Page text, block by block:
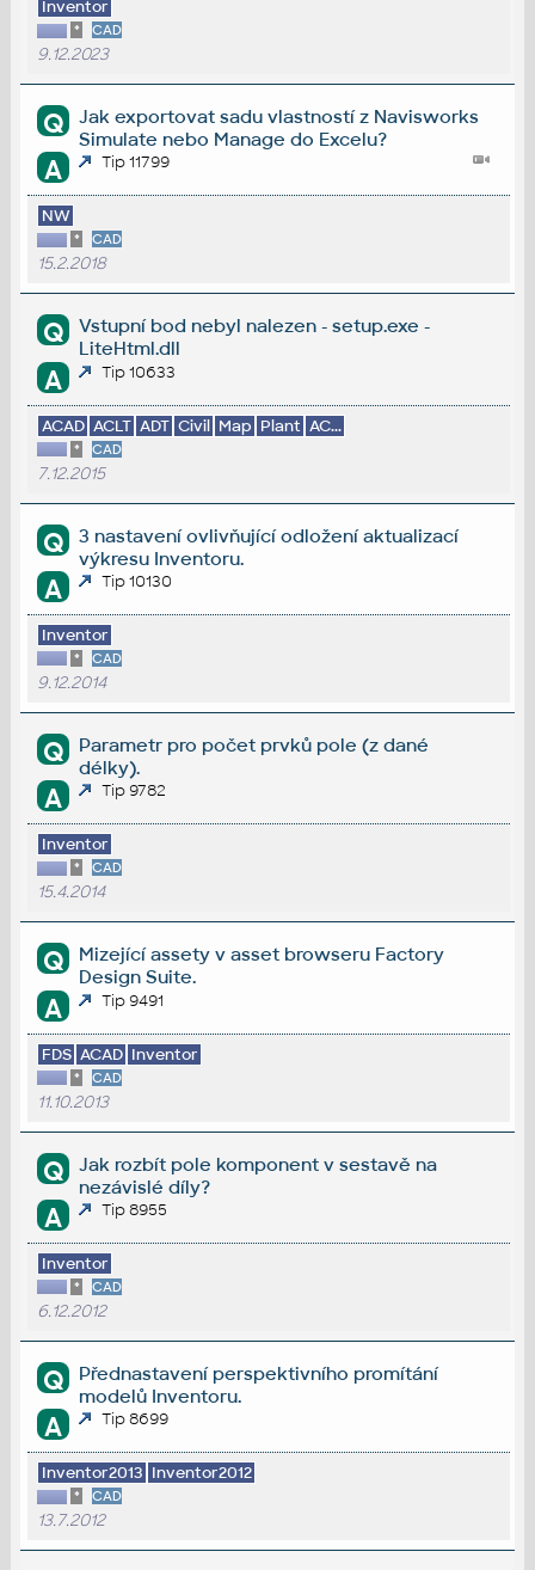
Inventor
* CAD
9.12.2023
Q
Jak exportovat sadu vlastností z Navisworks
Simulate nebo Manage do Excelu?
A Tip 11799
NW
* CAD
15.2.2018
Q
Vstupní bod nebyl nalezen - setup.exe -
LiteHtml.dll
A Tip 10633
ACAD ACLT ADT Civil Map Plant AC...
* CAD
7.12.2015
Q
3 nastavení ovlivňující odložení aktualizací
výkresu Inventoru.
A Tip 10130
Inventor
* CAD
9.12.2014
Q
Parametr pro počet prvků pole (z dané
délky).
A Tip 9782
Inventor
* CAD
15.4.2014
Q
Mizející assety v asset browseru Factory
Design Suite.
A Tip 9491
FDS ACAD Inventor
* CAD
11.10.2013
Q
Jak rozbít pole komponent v sestavě na
nezávislé díly?
A Tip 8955
Inventor
* CAD
6.12.2012
Q
Přednastavení perspektivního promítání
modelů Inventoru.
A Tip 8699
Inventor2013 Inventor2012
* CAD
13.7.2012